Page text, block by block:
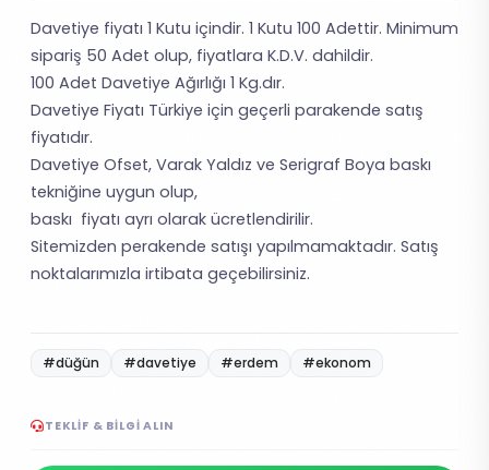
Davetiye fiyatı 1 Kutu içindir. 1 Kutu 100 Adettir. Minimum
sipariş 50 Adet olup, fiyatlara K.D.V. dahildir.
100 Adet Davetiye Ağırlığı 1 Kg.dır.
Davetiye Fiyatı Türkiye için geçerli parakende satış
fiyatıdır.
Davetiye Ofset, Varak Yaldız ve Serigraf Boya baskı
tekniğine uygun olup,
baskı fiyatı ayrı olarak ücretlendirilir.
Sitemizden perakende satışı yapılmamaktadır. Satış
noktalarımızla irtibata geçebilirsiniz.
#düğün #davetiye #erdem #ekonom
TEKLIF & BILGI ALIN